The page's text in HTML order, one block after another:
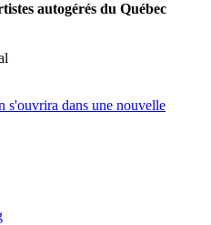
autogérés du Québec
s'ouvrira dans une nouvelle